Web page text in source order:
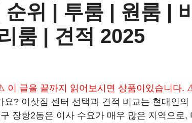
위 | 투룸 | 원룸 |
룸 | 견적 2025
이 글을 끝까지 읽어보시면 상품이있습니다.
요? 이삿짐 센터 선택과 견적 비교는 현대인
장항2동은 이사 수요가 매우 많은 지역으로,